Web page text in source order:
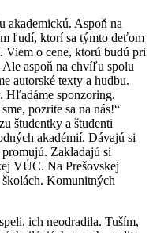
akademickú. Aspoň na
ľudí, ktorí sa týmto deťom
Viem o cene, ktorú budú pri
aspoň na chvíľu spolu
autorské texty a hudbu.
Hľadáme sponzoring.
pozrite sa na nás!“
študentky a študenti
akadémií. Dávajú si
Zakladajú si
VÚC. Na Prešovskej
Komunitných
ich neodradila. Tuším,